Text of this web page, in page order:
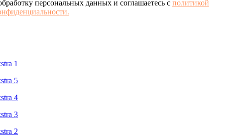
персональных данных и соглашаетесь с политикой